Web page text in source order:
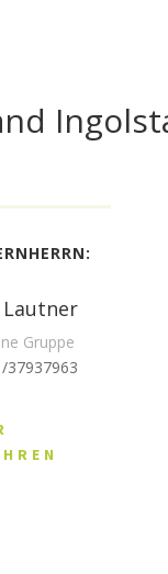
Gruppe
37937963